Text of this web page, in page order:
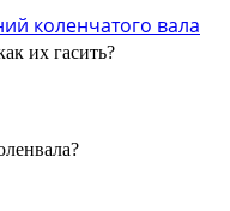
их гасить?